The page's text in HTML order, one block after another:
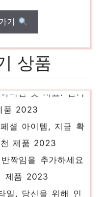
기
상품
니면 못 사요! 인기
품 2023
셜 아이템, 지금 확
제품 2023
짝임을 추가하세요
제품 2023
일, 당신을 위해 인